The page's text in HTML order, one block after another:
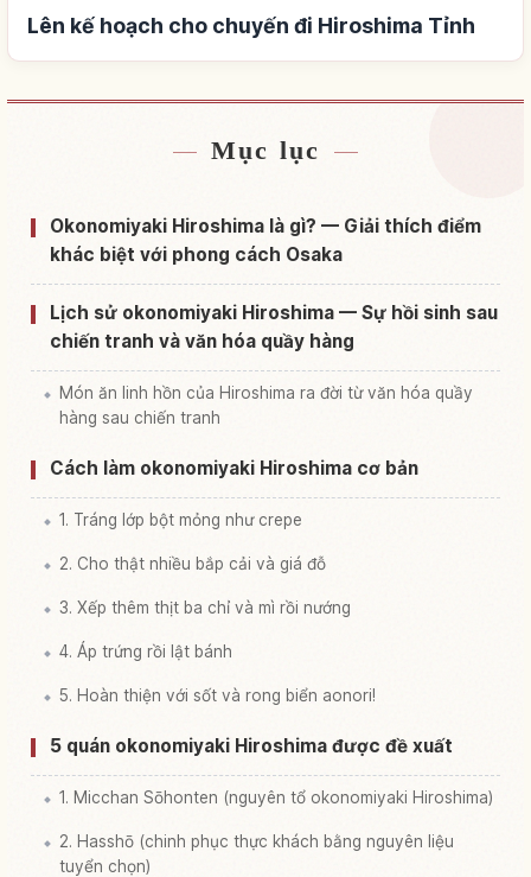
Lên kế hoạch cho chuyến đi Hiroshima Tỉnh
Tìm chỗ ở gần Hiroshima Tỉnh
Tìm trải nghiệm tại Hiroshima Tỉnh↗
Mục lục
Okonomiyaki Hiroshima là gì? — Giải thích điểm
khác biệt với phong cách Osaka
Lịch sử okonomiyaki Hiroshima — Sự hồi sinh sau
chiến tranh và văn hóa quầy hàng
Món ăn linh hồn của Hiroshima ra đời từ văn hóa quầy
hàng sau chiến tranh
Cách làm okonomiyaki Hiroshima cơ bản
1. Tráng lớp bột mỏng như crepe
2. Cho thật nhiều bắp cải và giá đỗ
3. Xếp thêm thịt ba chỉ và mì rồi nướng
4. Áp trứng rồi lật bánh
5. Hoàn thiện với sốt và rong biển aonori!
5 quán okonomiyaki Hiroshima được đề xuất
1. Micchan Sōhonten (nguyên tổ okonomiyaki Hiroshima)
2. Hasshō (chinh phục thực khách bằng nguyên liệu
tuyển chọn)